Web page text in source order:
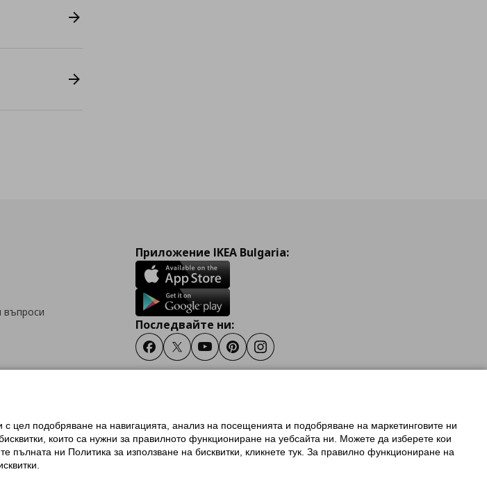
въпроси
Приложение IKEA Bulgaria:
Последвайте ни:
FacebookTwitterYoutubePinterestInstagram
използване на бисквиткиУсловия за ползване на ikea.bg
на ikea.bg
Общи условия на програма IKEA Family
цел подобряване на навигацията, анализ на посещенията и подобряване на маркетинговите ни
които са нужни за правилното функциониране на уебсайта ни. Можете да изберете кои
пълната ни Политика за използване на бисквитки, кликнете тук. За правилно функциониране на